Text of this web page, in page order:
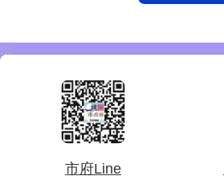
:::
市府Line